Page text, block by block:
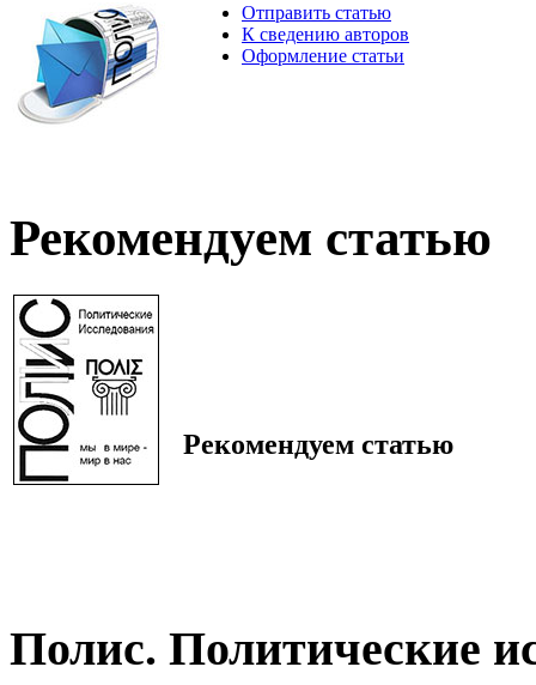
Отправить статью
К сведению авторов
Оформление статьи
Рекомендуем статью
Рекомендуем статью
Полис. Политические